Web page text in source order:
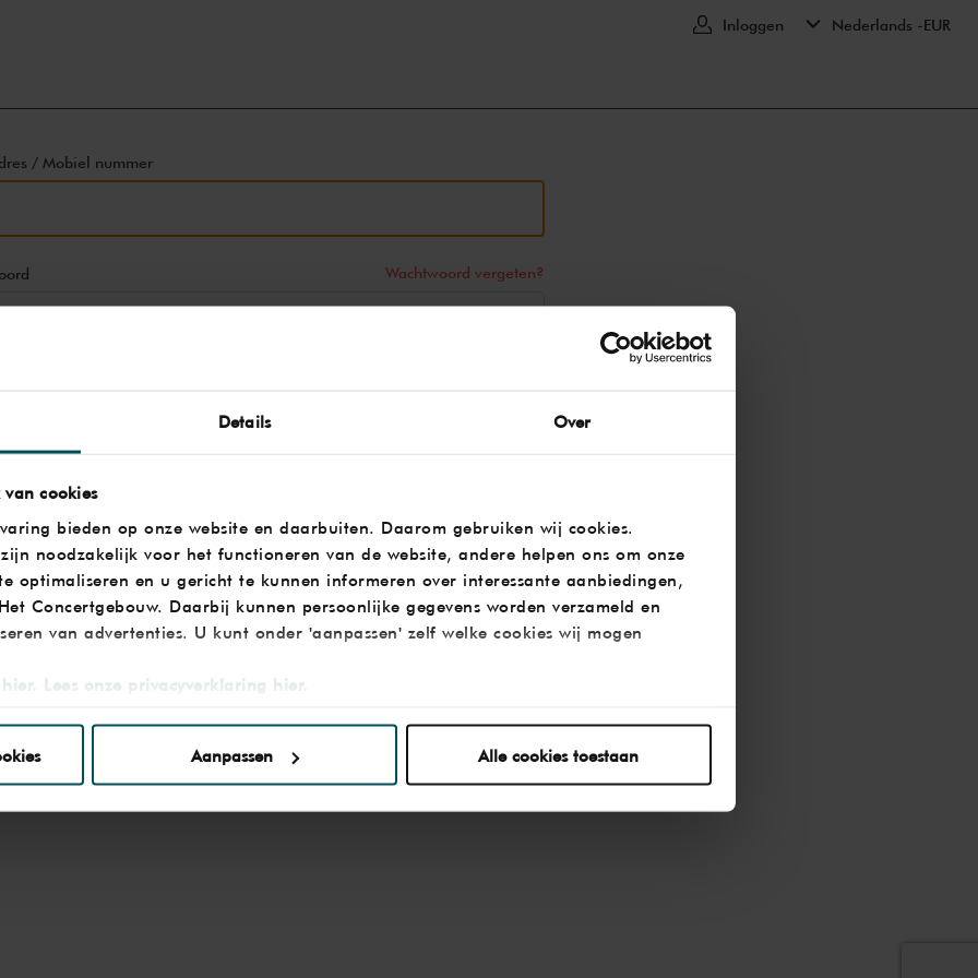
Details Over
cookies
bieden op onze website en daarbuiten. Daarom gebruiken wij cookies.
noodzakelijk voor het functioneren van de website, andere helpen ons om onze
optimaliseren en u gericht te kunnen informeren over interessante aanbiedingen,
Concertgebouw. Daarbij kunnen persoonlijke gegevens worden verzameld en
van advertenties. U kunt onder 'aanpassen' zelf welke cookies wij mogen
Lees onze privacyverklaring hier.
die uw gegevens kunnen ontvangen en verwerken.
Aanpassen Alle cookies toestaan
Inloggen Nederlands -EUR
/ Mobiel nummer
Wachtwoord vergeten?